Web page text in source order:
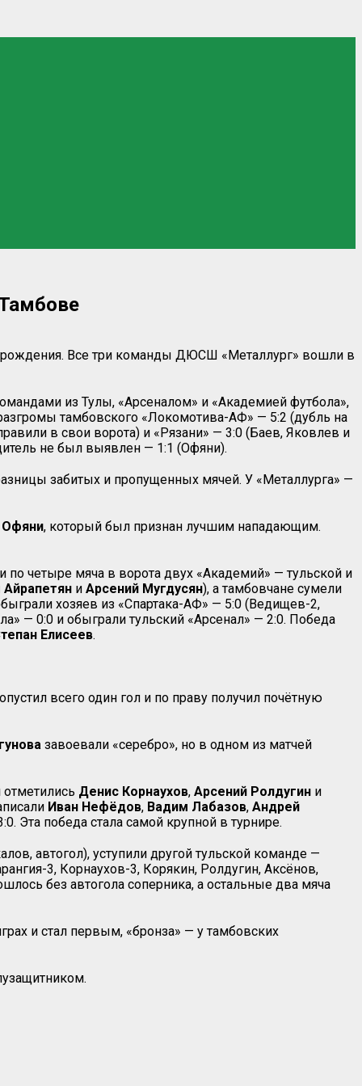
рождения. Все три команды ДЮСШ «Металлург» вошли в
из Тулы, «Арсеналом» и «Академией футбола»,
тамбовского «Локомотива-АФ» — 5:2 (дубль на
в свои ворота) и «Рязани» — 3:0 (Баев, Яковлев и
не был выявлен — 1:1 (Офяни).
забитых и пропущенных мячей. У «Металлурга» —
Офяни, который был признан лучшим нападающим.
по четыре мяча в ворота двух «Академий» — тульской и
и Арсений Мугдусян), а тамбовчане сумели
хозяев из «Спартака-АФ» — 5:0 (Ведищев-2,
— 0:0 и обыграли тульский «Арсенал» — 2:0. Победа
Елисеев.
всего один гол и по праву получил почётную
завоевали «серебро», но в одном из матчей
отметились Денис Корнаухов, Арсений Ролдугин и
Иван Нефёдов, Вадим Лабазов, Андрей
Эта победа стала самой крупной в турнире.
автогол), уступили другой тульской команде —
3, Корнаухов-3, Корякин, Ролдугин, Аксёнов,
без автогола соперника, а остальные два мяча
и стал первым, «бронза» — у тамбовских